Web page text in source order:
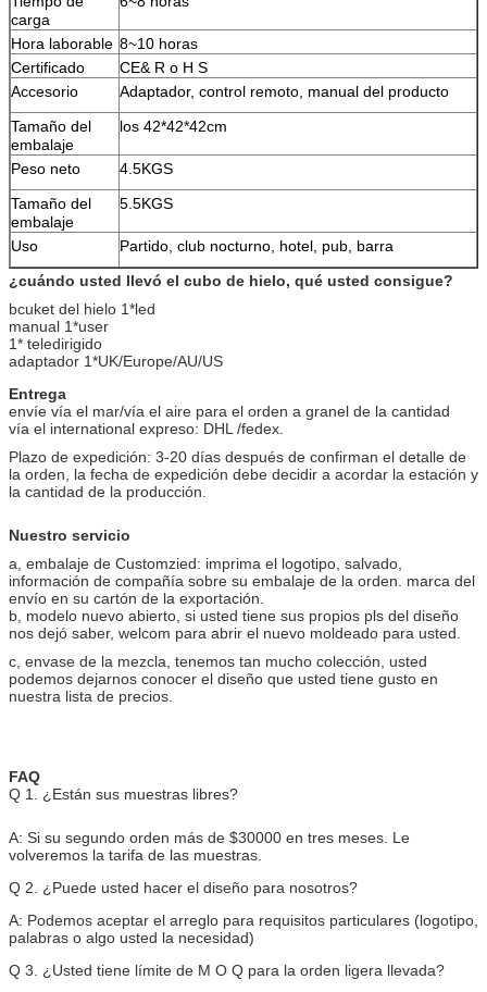
carga
Hora laborable 8~10 horas
Certificado
CE& R o H S
Accesorio
Adaptador, control remoto, manual del producto
Tamaño del
embalaje
los 42*42*42cm
Peso neto
4.5KGS
Tamaño del
embalaje
5.5KGS
Uso
Partido, club nocturno, hotel, pub, barra
¿cuándo usted llevó el cubo de hielo, qué usted consigue?
bcuket del hielo 1*led
manual 1*user
1* teledirigido
adaptador 1*UK/Europe/AU/US
Entrega
envíe vía el mar/vía el aire para el orden a granel de la cantidad
vía el international expreso: DHL /fedex.
Plazo de expedición: 3-20 días después de confirman el detalle de
la orden, la fecha de expedición debe decidir a acordar la estación y
la cantidad de la producción.
Nuestro servicio
a, embalaje de Customzied: imprima el logotipo, salvado,
información de compañía sobre su embalaje de la orden. marca del
envío en su cartón de la exportación.
b, modelo nuevo abierto, si usted tiene sus propios pls del diseño
nos dejó saber, welcom para abrir el nuevo moldeado para usted.
c, envase de la mezcla, tenemos tan mucho colección, usted
podemos dejarnos conocer el diseño que usted tiene gusto en
nuestra lista de precios.
FAQ
Q 1. ¿Están sus muestras libres?
A: Si su segundo orden más de $30000 en tres meses. Le
volveremos la tarifa de las muestras.
Q 2. ¿Puede usted hacer el diseño para nosotros?
A: Podemos aceptar el arreglo para requisitos particulares (logotipo,
palabras o algo usted la necesidad)
Q 3. ¿Usted tiene límite de M O Q para la orden ligera llevada?